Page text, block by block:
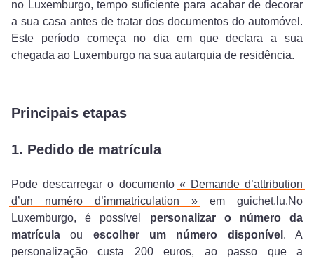
no Luxemburgo, tempo suficiente para acabar de decorar
a sua casa antes de tratar dos documentos do automóvel.
Este período começa no dia em que declara a sua
chegada ao Luxemburgo na sua autarquia de residência.
Principais etapas
1. Pedido de matrícula
Pode descarregar o documento « Demande d’attribution
d’un numéro d’immatriculation » em guichet.lu.No
Luxemburgo, é possível personalizar o número da
matrículaou escolher um número disponível . A
personalização custa 200 euros, ao passo que a